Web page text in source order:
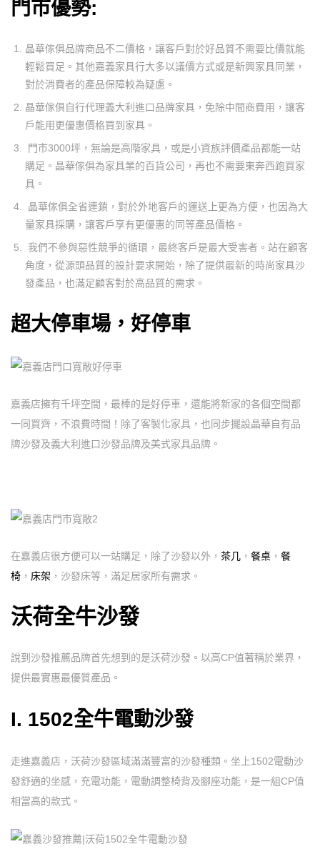
門市優勢:
晶華傢俱品牌商品不二價格，讓客戶對於好品質不需要比價就能
輕鬆買足。其他嘉義家具行大多以議價方式或是新興家具同業，
對於消費者的產品保障較為疑慮。
晶華傢俱自行代理義大利進口品牌家具，免除中間商費用，讓客
戶能用更優惠價格買到家具。
門市3000坪，無論是高階家具，或是小資族評價產品都能一站
購足。晶華傢俱為家具業的百貨公司，再也不需要東奔西跑買家
具。
晶華傢俱全省連鎖，對於外地客戶的運送上更為方便，也因為大
量家具採購，讓客戶享有更優惠的同等產品價格。
我們不參與惡性競爭的循環，最終客戶是最大受害者。站在顧客
角度，從源頭品質的設計要求開始，除了提供最新的時尚家具沙
發產品，也滿足顧客對於高品質的需求。
超大停車場，好停車
嘉義店擁有千坪空間，最棒的是好停車，還能將新家的各個空間都
一同買齊，不浪費時間！除了客製化家具，也同步擺設晶華自有品
牌沙發及義大利進口沙發品牌及美式家具品牌。
在嘉義店很方便可以一站購足，除了沙發以外， 茶几 ， 餐桌 ， 餐
椅 ， 床架 ，沙發床等，滿足居家所有需求。
沃荷全牛沙發
說到沙發推薦品牌首先想到的是沃荷沙發。以高CP值著稱於業界，
提供最實惠最優質產品。
I. 1502全牛電動沙發
走進嘉義店，沃荷沙發區域滿滿豐富的沙發種類。坐上1502電動沙
發舒適的坐感，充電功能，電動調整椅背及腳座功能，是一組CP值
相當高的款式。